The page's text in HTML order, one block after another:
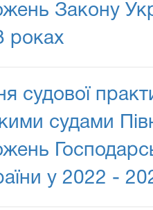
Закону
роках
судової
судами
у 2022 -